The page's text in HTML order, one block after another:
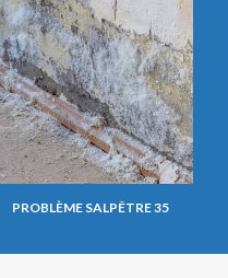
PROBLÈME SALPÊTRE 35